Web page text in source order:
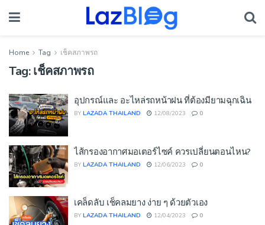
Home Tag เช็คสภาพรถ
Tag:เช็คสภาพรถ
อุปกรณ์และ อะไหล่รถหน้าฝน ที่ต้องมียามฉุกเฉิน
BY LAZADA THAILAND 12/08/2023 0
ไส้กรองอากาศมอเตอร์ไซค์ ควรเปลี่ยนตอนไหน?
BY LAZADA THAILAND 12/06/2023 0
เคล็ดลับ เช็คลมยาง ง่าย ๆ ด้วยตัวเอง
BY LAZADA THAILAND 12/04/2023 0